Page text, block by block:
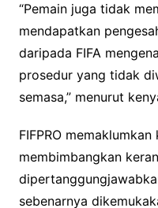
“Pemain juga tidak
mendapatkan
daripada FIFA
prosedur yang tidak
semasa,” menurut
FIFPRO
membimbangkan
sebenarnya